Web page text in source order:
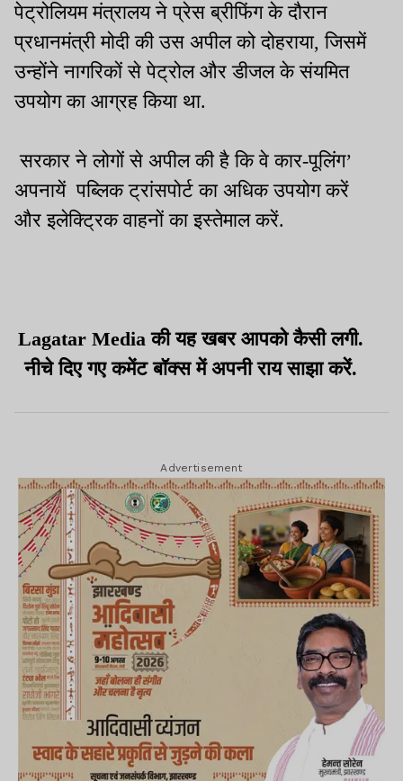
पेट्रोलियम मंत्रालय ने प्रेस ब्रीफिंग के दौरान
प्रधानमंत्री मोदी की उस अपील को दोहराया, जिसमें
उन्होंने नागरिकों से पेट्रोल और डीजल के संयमित
उपयोग का आग्रह किया था.
सरकार ने लोगों से अपील की है कि वे कार-पूलिंग’
अपनायें पब्लिक ट्रांसपोर्ट का अधिक उपयोग करें
और इलेक्ट्रिक वाहनों का इस्तेमाल करें.
Lagatar Media की यह खबर आपको कैसी लगी.
नीचे दिए गए कमेंट बॉक्स में अपनी राय साझा करें.
Advertisement